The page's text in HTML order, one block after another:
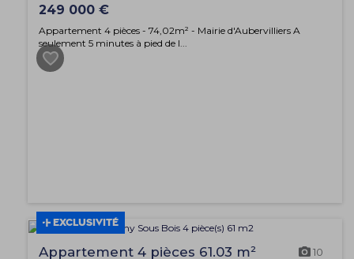
249 000 €
Appartement 4 pièces - 74,02m² - Mairie d'Aubervilliers A
seulement 5 minutes à pied de l...
EXCLUSIVITÉ
Appartement 4 pièces 61.03 m² 10